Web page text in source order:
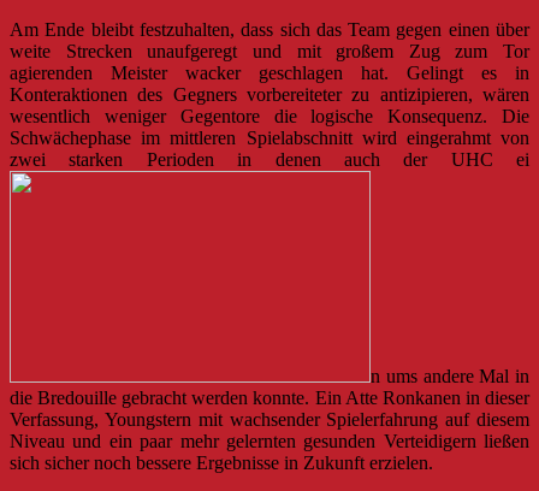
Am Ende bleibt festzuhalten, dass sich das Team gegen einen über
weite Strecken unaufgeregt und mit großem Zug zum Tor
agierenden Meister wacker geschlagen hat. Gelingt es in
Konteraktionen des Gegners vorbereiteter zu antizipieren, wären
wesentlich weniger Gegentore die logische Konsequenz. Die
Schwächephase im mittleren Spielabschnitt wird eingerahmt von
zwei starken Perioden in denen auch der UHC ei
n ums andere Mal in
die Bredouille gebracht werden konnte. Ein Atte Ronkanen in dieser
Verfassung, Youngstern mit wachsender Spielerfahrung auf diesem
Niveau und ein paar mehr gelernten gesunden Verteidigern ließen
sich sicher noch bessere Ergebnisse in Zukunft erzielen.